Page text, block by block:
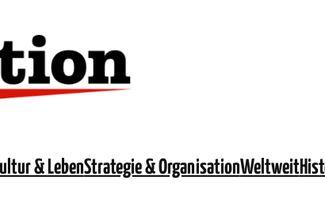
& LebenStrategie & OrganisationWeltweit